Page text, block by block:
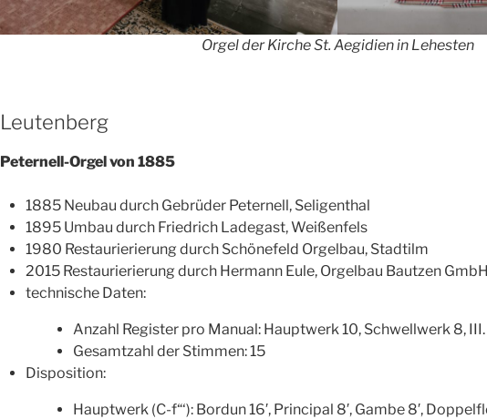
Orgel der Kirche St. Aegidien in Lehesten
Leutenberg
Peternell-Orgel von 1885
1885 Neubau durch Gebrüder Peternell, Seligenthal
1895 Umbau durch Friedrich Ladegast, Weißenfels
1980 Restaurierierung durch Schönefeld Orgelbau, Stadtilm
2015 Restaurierierung durch Hermann Eule, Orgelbau Bautzen
technische Daten:
Anzahl Register pro Manual: Hauptwerk 10, Schwellwerk 8,
Gesamtzahl der Stimmen: 15
Disposition:
Hauptwerk (C-f“‘): Bordun 16′, Principal 8′, Gambe 8′,